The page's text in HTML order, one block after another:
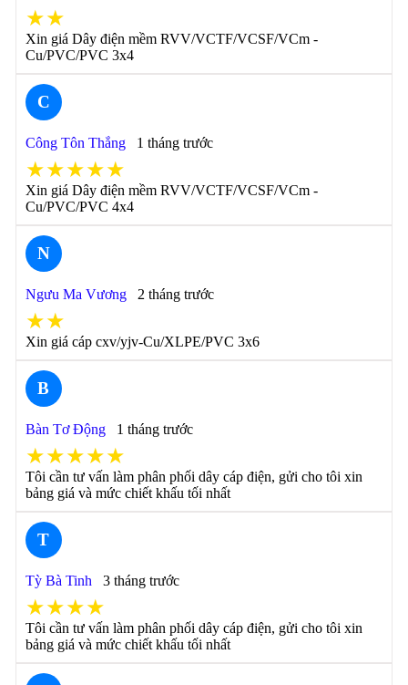
★★
Xin giá Dây điện mềm RVV/VCTF/VCSF/VCm -
Cu/PVC/PVC 3x4
C
Công Tôn Thắng 1 tháng trước
★★★★★
Xin giá Dây điện mềm RVV/VCTF/VCSF/VCm -
Cu/PVC/PVC 4x4
N
Ngưu Ma Vương 2 tháng trước
★★
Xin giá cáp cxv/yjv-Cu/XLPE/PVC 3x6
B
Bàn Tơ Động 1 tháng trước
★★★★★
Tôi cần tư vấn làm phân phối dây cáp điện, gửi cho tôi xin
bảng giá và mức chiết khấu tối nhất
T
Tỳ Bà Tinh 3 tháng trước
★★★★
Tôi cần tư vấn làm phân phối dây cáp điện, gửi cho tôi xin
bảng giá và mức chiết khấu tối nhất